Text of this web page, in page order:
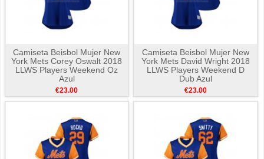
Camiseta Beisbol Mujer New
York Mets Corey Oswalt 2018
LLWS Players Weekend Oz
Azul
€23.00
Camiseta Beisbol Mujer New
York Mets David Wright 2018
LLWS Players Weekend D
Dub Azul
€23.00